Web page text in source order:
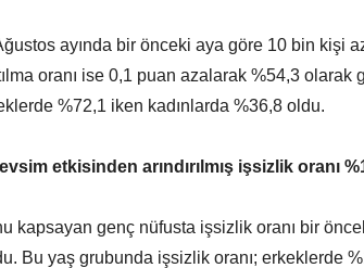
ayında bir önceki aya göre 10 bin kişi
oranı ise 0,1 puan azalarak %54,3 olarak
%72,1 iken kadınlarda %36,8 oldu.
etkisinden arındırılmış işsizlik oranı
kapsayan genç nüfusta işsizlik oranı bir
Bu yaş grubunda işsizlik oranı; erkeklerde